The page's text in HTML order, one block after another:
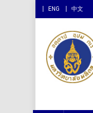
ENG 中文
สถาบั